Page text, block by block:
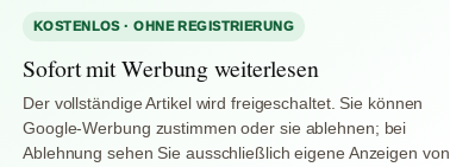
KOSTENLOS · OHNE REGISTRIERUNG
Sofort mit Werbung weiterlesen
Der vollständige Artikel wird freigeschaltet. Sie können
Google-Werbung zustimmen oder sie ablehnen; bei
Ablehnung sehen Sie ausschließlich eigene Anzeigen von